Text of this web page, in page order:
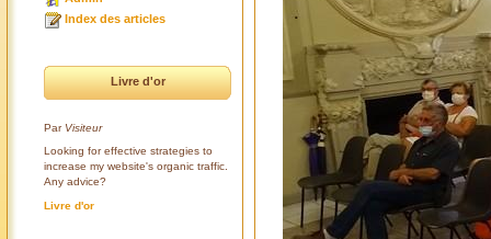
Index des articles
Livre d'or
Par Visiteur
Looking for effective strategies to
increase my website's organic traffic.
Any advice?
Livre d'or